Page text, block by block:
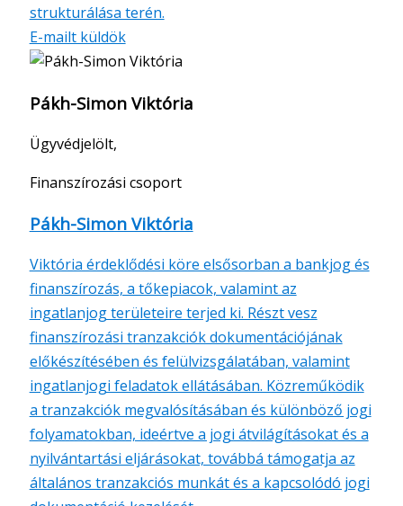
strukturálása terén.
E-mailt küldök
Pákh-Simon Viktória
Ügyvédjelölt,
Finanszírozási csoport
Pákh-Simon Viktória
Viktória érdeklődési köre elsősorban a bankjog és
finanszírozás, a tőkepiacok, valamint az
ingatlanjog területeire terjed ki. Részt vesz
finanszírozási tranzakciók dokumentációjának
előkészítésében és felülvizsgálatában, valamint
ingatlanjogi feladatok ellátásában. Közreműködik
a tranzakciók megvalósításában és különböző jogi
folyamatokban, ideértve a jogi átvilágításokat és a
nyilvántartási eljárásokat, továbbá támogatja az
általános tranzakciós munkát és a kapcsolódó jogi